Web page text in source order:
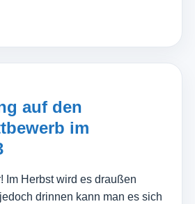
auf den
im
Im Herbst wird es draußen
drinnen kann man es sich